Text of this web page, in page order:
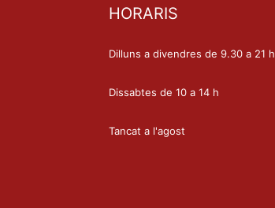
HORARIS
Dilluns a divendres de 9.30 a 21 h
Dissabtes de 10 a 14 h
Tancat a l'agost